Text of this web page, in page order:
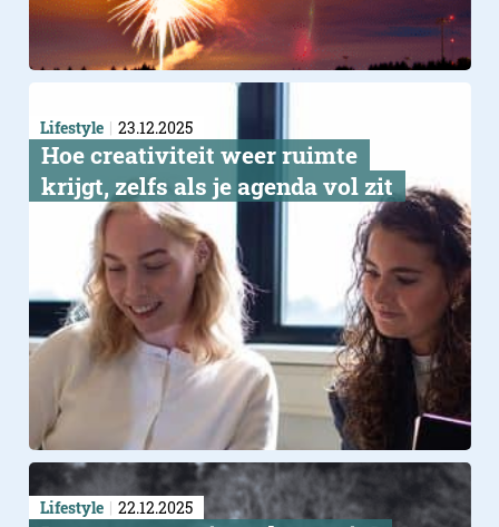
Lifestyle 23.12.2025
Hoe creativiteit weer ruimte
krijgt, zelfs als je agenda vol zit
Lifestyle 22.12.2025